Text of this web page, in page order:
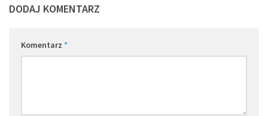
DODAJ KOMENTARZ
Komentarz *